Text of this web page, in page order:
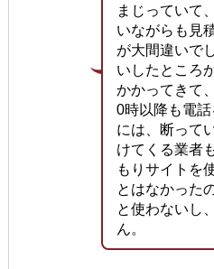
まじっていて
いながらも見
が大間違いで
いしたところ
かかってきて
0時以降も電
には、断って
けてくる業者
もりサイトを
とはなかった
と使わないし
ん。